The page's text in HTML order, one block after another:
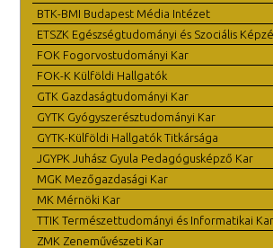
BTK-BMI Budapest Média Intézet
ETSZK Egészségtudományi és Szociális
FOK Fogorvostudományi Kar
FOK-K Külföldi Hallgatók
GTK Gazdaságtudományi Kar
GYTK Gyógyszerésztudományi Kar
GYTK-Külföldi Hallgatók Titkársága
JGYPK Juhász Gyula Pedagógusképző Kar
MGK Mezőgazdasági Kar
MK Mérnöki Kar
TTIK Természettudományi és Informatikai Kar
ZMK Zeneművészeti Kar